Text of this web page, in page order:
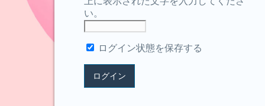
い。
ログイン状態を保存する